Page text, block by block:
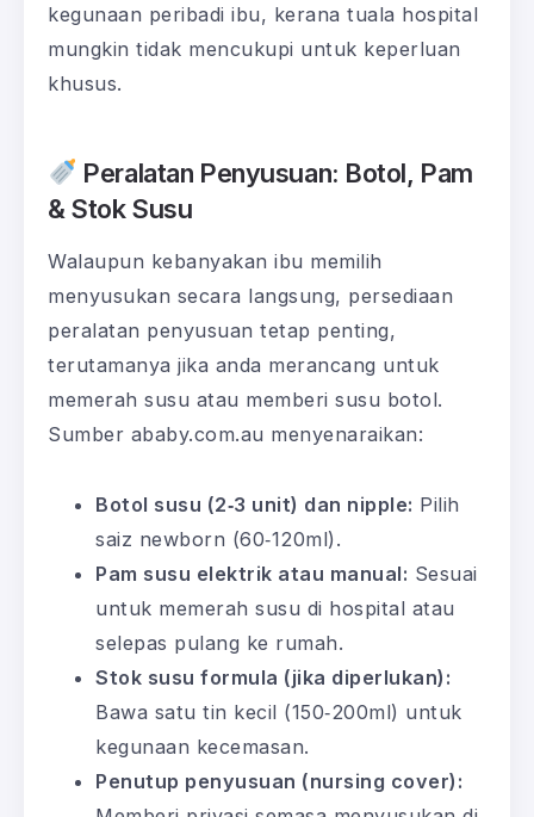
kegunaan peribadi ibu, kerana tuala hospital
mungkin tidak mencukupi untuk keperluan
khusus.
Peralatan Penyusuan: Botol, Pam
& Stok Susu
Walaupun kebanyakan ibu memilih
menyusukan secara langsung, persediaan
peralatan penyusuan tetap penting,
terutamanya jika anda merancang untuk
memerah susu atau memberi susu botol.
Sumber ababy.com.au menyenaraikan:
Botol susu (2‑3 unit) dan nipple: Pilih
saiz newborn (60‑120ml).
Pam susu elektrik atau manual: Sesuai
untuk memerah susu di hospital atau
selepas pulang ke rumah.
Stok susu formula (jika diperlukan):
Bawa satu tin kecil (150‑200ml) untuk
kegunaan kecemasan.
Penutup penyusuan (nursing cover):